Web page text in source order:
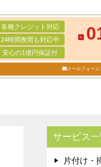
各種クレジット対応
24時間夜間も対応中
安心の1億円保証付
メールフォー
サービス
片付け・